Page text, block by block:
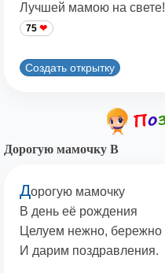
Лучшей мамою на свете!
75
Создать открытку
Дорогую мамочку В
Дорогую мамочку
В день её рождения
Целуем нежно, бережно
И дарим поздравления.